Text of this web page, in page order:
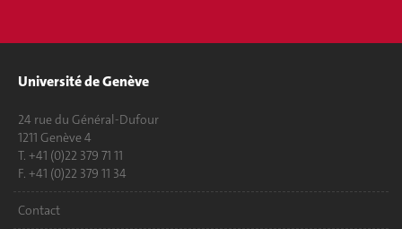
Université de Genève
24 rue du Général-Dufour
1211 Genève 4
T. +41 (0)22 379 71 11
F. +41 (0)22 379 11 34
Contact